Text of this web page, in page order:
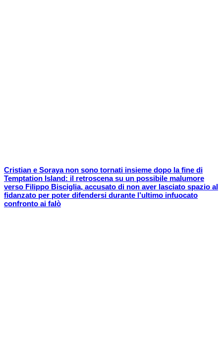
Cristian e Soraya non sono tornati insieme dopo la fine di
Temptation Island: il retroscena su un possibile malumore
verso Filippo Bisciglia, accusato di non aver lasciato spazio al
fidanzato per poter difendersi durante l’ultimo infuocato
confronto ai falò